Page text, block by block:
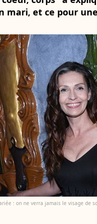
mari, et ce pour
: on ne verra jamais le visage de